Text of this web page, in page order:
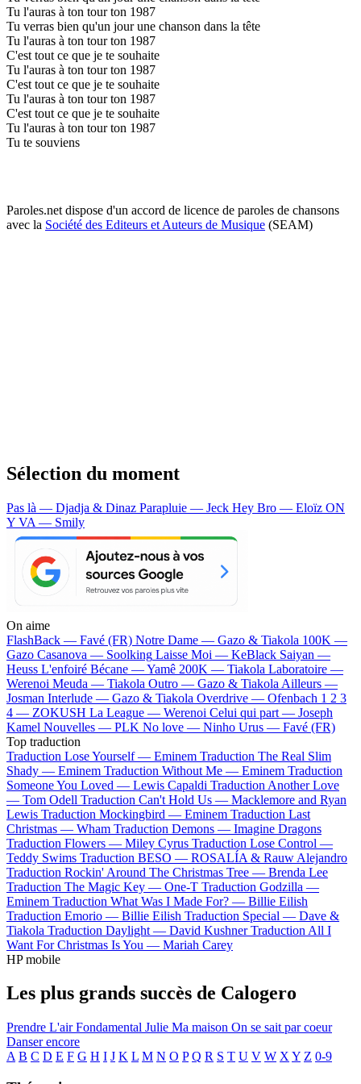
Tu l'auras à ton tour ton 1987
Tu verras bien qu'un jour une chanson dans la tête
Tu l'auras à ton tour ton 1987
C'est tout ce que je te souhaite
Tu l'auras à ton tour ton 1987
C'est tout ce que je te souhaite
Tu l'auras à ton tour ton 1987
C'est tout ce que je te souhaite
Tu l'auras à ton tour ton 1987
Tu te souviens
Paroles.net dispose d'un accord de licence de paroles de chansons
avec la Société des Editeurs et Auteurs de Musique (SEAM)
Sélection du moment
Pas là — Djadja & Dinaz Parapluie — Jeck Hey Bro — Eloïz ON
Y VA — Smily
On aime
FlashBack — Favé (FR) Notre Dame — Gazo & Tiakola 100K —
Gazo Casanova — Soolking Laisse Moi — KeBlack Saiyan —
Heuss L'enfoiré Bécane —Yamê 200K — Tiakola Laboratoire —
Werenoi Meuda — Tiakola Outro — Gazo & Tiakola Ailleurs —
Josman Interlude — Gazo & Tiakola Overdrive — Ofenbach 1 2 3
4 — ZOKUSH La League — Werenoi Celui qui part — Joseph
Kamel Nouvelles — PLK No love — Ninho Urus — Favé (FR)
Top traduction
Traduction Lose Yourself — Eminem Traduction The Real Slim
Shady — Eminem Traduction Without Me — Eminem Traduction
Someone You Loved — Lewis Capaldi Traduction Another Love
— Tom Odell Traduction Can't Hold Us — Macklemore and Ryan
Lewis Traduction Mockingbird — Eminem Traduction Last
Christmas — Wham Traduction Demons — Imagine Dragons
Traduction Flowers — Miley Cyrus Traduction Lose Control —
Teddy Swims Traduction BESO — ROSALÍA & Rauw Alejandro
Traduction Rockin' Around The Christmas Tree — Brenda Lee
Traduction The Magic Key — One-T Traduction Godzilla —
Eminem Traduction What Was I Made For? — Billie Eilish
Traduction Emorio — Billie Eilish Traduction Special — Dave &
Tiakola Traduction Daylight — David Kushner Traduction All I
Want For Christmas Is You — Mariah Carey
HP mobile
Les plus grands succès de Calogero
Prendre L'airFondamental Julie Ma maison On se sait par coeur
Danser encore
A B C D E F G H I J K L M N O P Q R S T U V W X Y Z 0-9